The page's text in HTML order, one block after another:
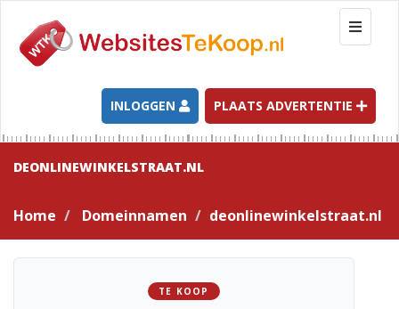
T
o
g
l
e
n
g
a
t
INLOGGEN PLAATS ADVERTENTIE
DEONLINEWINKELSTRAAT.NL
Home Domeinnamen deonlinewinkelstraat.nl
TE KOOP